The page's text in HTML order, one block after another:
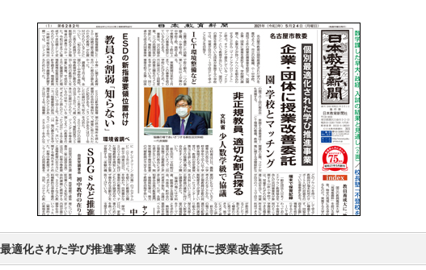
適化された学び推進事業 企業・団体に授業改善委託